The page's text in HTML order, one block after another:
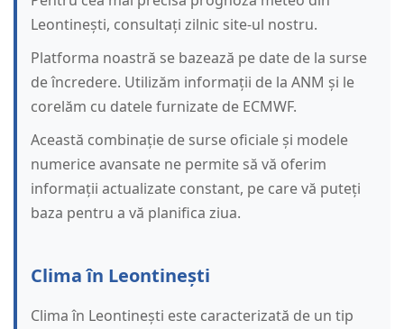
Leontinești, consultați zilnic site-ul nostru.
Platforma noastră se bazează pe date de la surse
de încredere. Utilizăm informații de la ANM și le
corelăm cu datele furnizate de ECMWF.
Această combinație de surse oficiale și modele
numerice avansate ne permite să vă oferim
informații actualizate constant, pe care vă puteți
baza pentru a vă planifica ziua.
Clima în Leontinești
Clima în Leontinești este caracterizată de un tip